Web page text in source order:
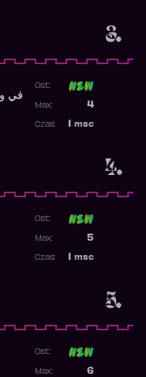
3.
4.
Ost:
4
Max:
msc
Czas:
5.
Ost:
5
Max:
msc
Czas:
Ost:
6
Max: